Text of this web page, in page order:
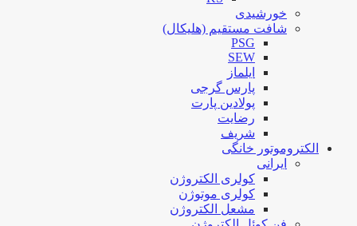
خورشیدی
شافت مستقیم (هلیکال)
PSG
SEW
ایلماز
پارس گرجی
پولادین پارت
رضایت
شریف
الکتروموتور خانگی
ایرانی
کولری الکتروژن
کولری موتوژن
مشعل الکتروژن